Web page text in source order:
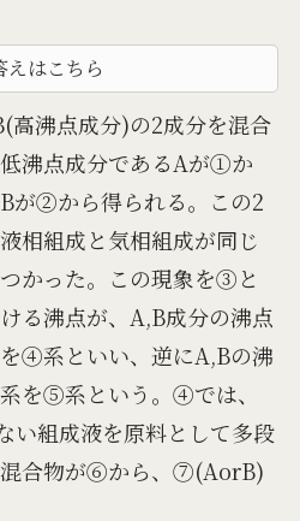
はこちら
沸点成分)の2成分を混合
沸点成分であるAが①か
が②から得られる。この2
相組成と気相組成が同じ
かった。この現象を③と
る沸点が、A,B成分の沸点
④系といい、逆にA,Bの沸
を⑤系という。④では、
組成液を原料として多段
合物が⑥から、⑦(AorB)